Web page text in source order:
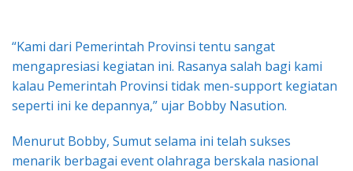
“Kami dari Pemerintah Provinsi tentu sangat
mengapresiasi kegiatan ini. Rasanya salah bagi kami
kalau Pemerintah Provinsi tidak men-support kegiatan
seperti ini ke depannya,” ujar Bobby Nasution.
Menurut Bobby, Sumut selama ini telah sukses
menarik berbagai event olahraga berskala nasional